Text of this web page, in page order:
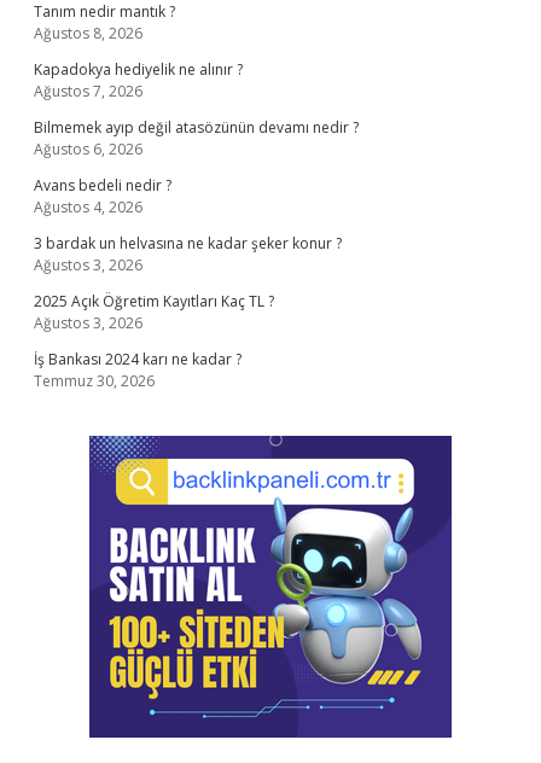
Tanım nedir mantık ?
Ağustos 8, 2026
Kapadokya hediyelik ne alınır ?
Ağustos 7, 2026
Bilmemek ayıp değil atasözünün devamı nedir ?
Ağustos 6, 2026
Avans bedeli nedir ?
Ağustos 4, 2026
3 bardak un helvasına ne kadar şeker konur ?
Ağustos 3, 2026
2025 Açık Öğretim Kayıtları Kaç TL ?
Ağustos 3, 2026
İş Bankası 2024 karı ne kadar ?
Temmuz 30, 2026